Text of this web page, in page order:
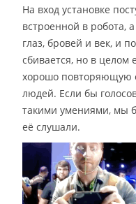
На вход установке
встроенной в робота,
глаз, бровей и век, и
сбивается, но в целом
хорошо повторяющую
людей. Если бы
такими умениями, мы
её слушали.